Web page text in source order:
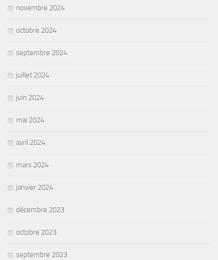
novembre 2024
octobre 2024
septembre 2024
juillet 2024
juin 2024
mai 2024
avril 2024
mars 2024
janvier 2024
décembre 2023
octobre 2023
septembre 2023